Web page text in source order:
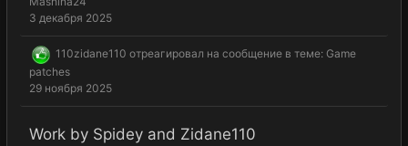
3 декабря 2025
110zidane110 отреагировал на сообщение в теме: Game
patches
29 ноября 2025
Work by Spidey and Zidane110